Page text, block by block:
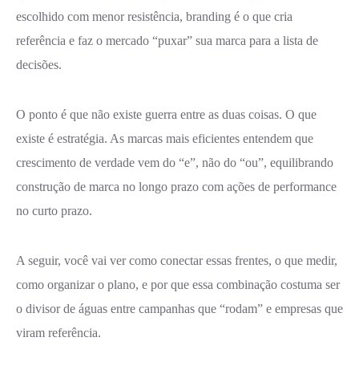
escolhido com menor resistência, branding é o que cria
referência e faz o mercado “puxar” sua marca para a lista de
decisões.
O ponto é que não existe guerra entre as duas coisas. O que
existe é estratégia. As marcas mais eficientes entendem que
crescimento de verdade vem do “e”, não do “ou”, equilibrando
construção de marca no longo prazo com ações de performance
no curto prazo.
A seguir, você vai ver como conectar essas frentes, o que medir,
como organizar o plano, e por que essa combinação costuma ser
o divisor de águas entre campanhas que “rodam” e empresas que
viram referência.